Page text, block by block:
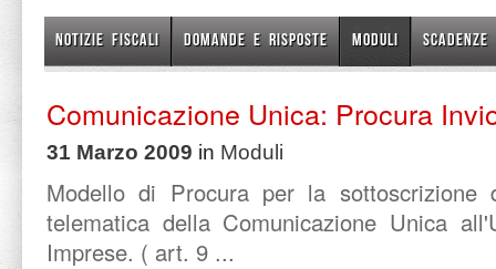
NOTIZIE FISCALI DOMANDE E RISPOSTE MODULI SCADENZE
Comunicazione Unica: Procura
31 Marzo 2009 in Moduli
Modello di Procura per la sottoscrizione
telematica della Comunicazione Unica
Imprese. ( art. 9 ...